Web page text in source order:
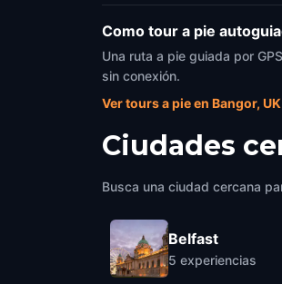
Como tour a pie
Una ruta a pie guiada por
sin conexión.
Ver tours a pie en Bangor, UK
Ciudades
Busca una ciudad cercana
Belfast
5 experiencias